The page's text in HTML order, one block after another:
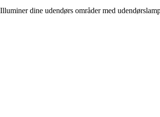
Illuminer dine udendørs områder med